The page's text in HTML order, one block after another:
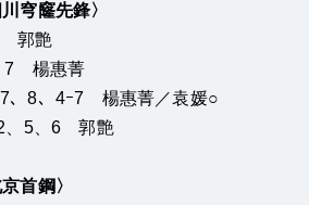
穹窿先鋒〉
郭艶
7 楊惠菁
8、4ｰ7 楊惠菁／袁媛○
、5、6 郭艶
首鋼〉